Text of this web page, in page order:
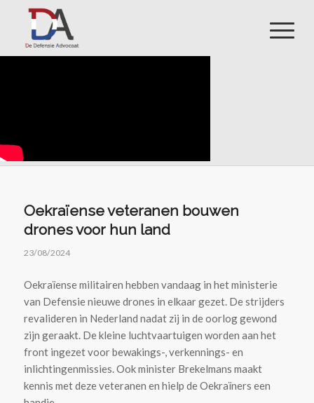
Oekraïense veteranen bouwen
drones voor hun land
23/08/2024
Oekraïense militairen hebben vandaag in het ministerie
van Defensie nieuwe drones in elkaar gezet. De strijders
revalideren in Nederland nadat zij in de oorlog gewond
zijn geraakt. De kleine luchtvaartuigen worden aan het
front ingezet voor bewakings-, verkennings- en
inlichtingenmissies. Ook minister Brekelmans maakt
kennis met deze veteranen en hielp de Oekraïners een